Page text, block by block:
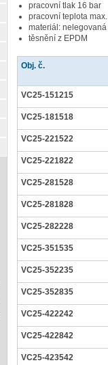
pracovní tlak 16 bar
pracovní teplota max.
materiál:
těsnění z EPDM
Obj. č.
VC25-151215
VC25-181518
VC25-221522
VC25-221822
VC25-281528
VC25-281828
VC25-282228
VC25-351535
VC25-352235
VC25-352835
VC25-422242
VC25-422842
VC25-423542